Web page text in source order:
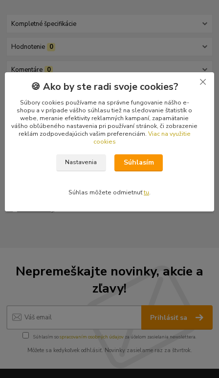
Kompletné špecifikácie
Hodnotenie 0
Komentáre 0
Kompletné špecifikácie
Plnofarebná fotonášivka s príslušným motívom. Rozmery 10,5 x
8,5 cm.
Nepremeškajte novinky, akcie a
zľavy!
Prihlásiť sa
Súhlasím sospracovaním osobných údajov za účelom zasielania newslettera.
Môžete sa kedykoľvek odhlásiť. Novinky zasielame raz za štvrťrok.
🍪 Ako by ste radi svoje cookies?
Súbory cookies používame na správne fungovanie nášho e-
shopu a v prípade vášho súhlasu tiež na sledovanie štatistík o
webe, meranie efektivity reklamných kampaní, zapamätanie
vášho obľúbeného nastavenia pri používaní stránok, či zobrazenie
reklám zodpovedajúcich vašim preferenciám. Viac na využitie
cookies
Nastavenia Súhlasím
Súhlas môžete odmietnuťtu.